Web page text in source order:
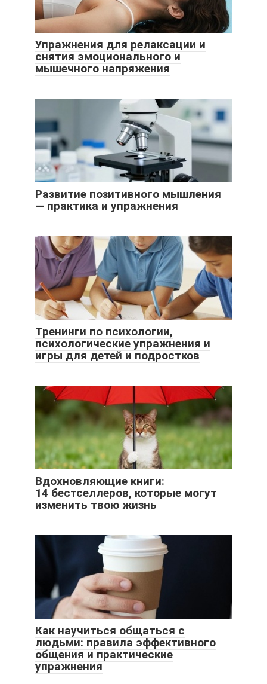
Упражнения для релаксации и
снятия эмоционального и
мышечного напряжения
Развитие позитивного мышления
— практика и упражнения
Тренинги по психологии,
психологические упражнения и
игры для детей и подростков
Вдохновляющие книги:
14 бестселлеров, которые могут
изменить твою жизнь
Как научиться общаться с
людьми: правила эффективного
общения и практические
упражнения